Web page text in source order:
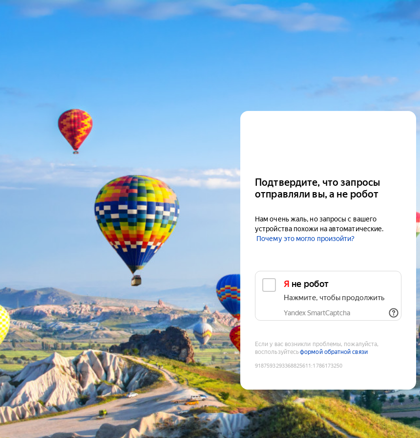
Подтвердите, что запросы
отправляли вы, а не робот
Нам очень жаль, но запросы с вашего
устройства похожи на автоматические.
Почему это могло произойти?
Я не робот
Нажмите, чтобы продолжить
Yandex SmartCaptcha
Если у вас возникли проблемы, пожалуйста,
воспользуйтесьформой обратной связи
9187593293368825611 :1786173250